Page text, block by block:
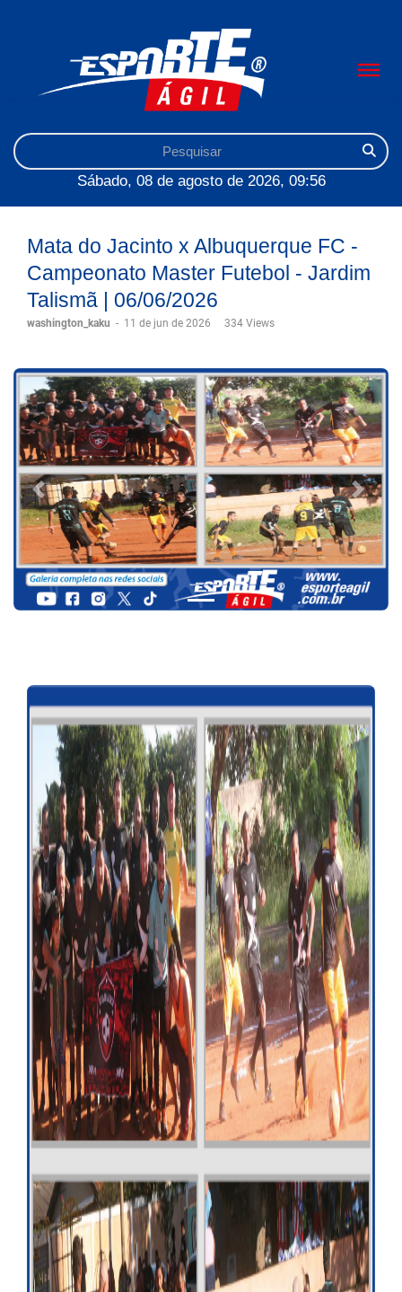
Sábado, 08 de agosto de 2026, 09:56
Mata do Jacinto x Albuquerque FC -
Campeonato Master Futebol - Jardim
Talismã | 06/06/2026
washington_kaku - 11 de jun de 2026 334 Views
Previous Next